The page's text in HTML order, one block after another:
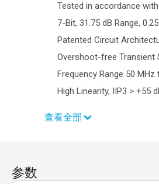
Tested in accordance with
7-Bit, 31.75 dB Range,
Patented Circuit
Overshoot-free Transient
Frequency Range 50 MHz
High Linearity, IIP3 > +55
查看全部
参数